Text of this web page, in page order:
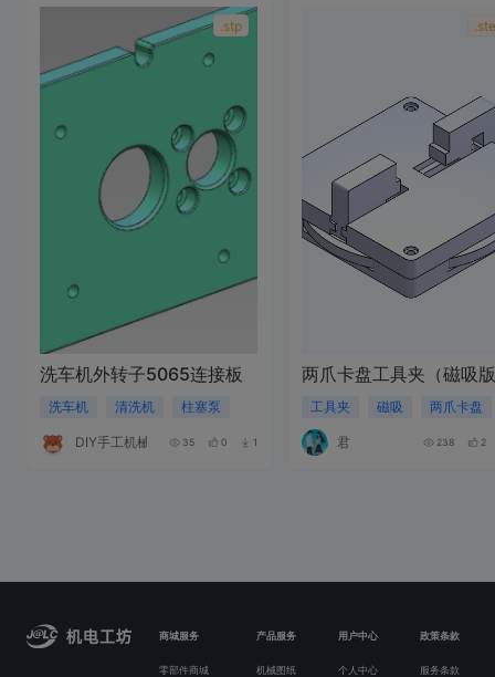
.stp
洗车机外转子5065连接板
洗车机 清洗机 柱塞泵
DIY手工机械 35 0 1
两爪卡盘工具夹（磁吸
工具夹 磁吸 两爪卡盘
君 238 2
商城服务 产品服务 用户中心 政策条款
零部件商城 机械图纸 个人中心 服务条款